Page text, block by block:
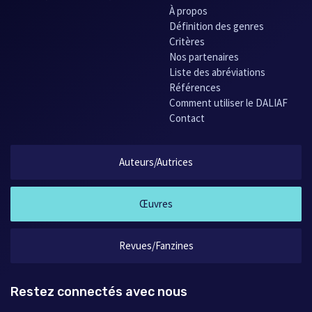
À propos
Définition des genres
Critères
Nos partenaires
Liste des abréviations
Références
Comment utiliser le DALIAF
Contact
Auteurs/Autrices
Œuvres
Revues/Fanzines
Restez connectés avec nous